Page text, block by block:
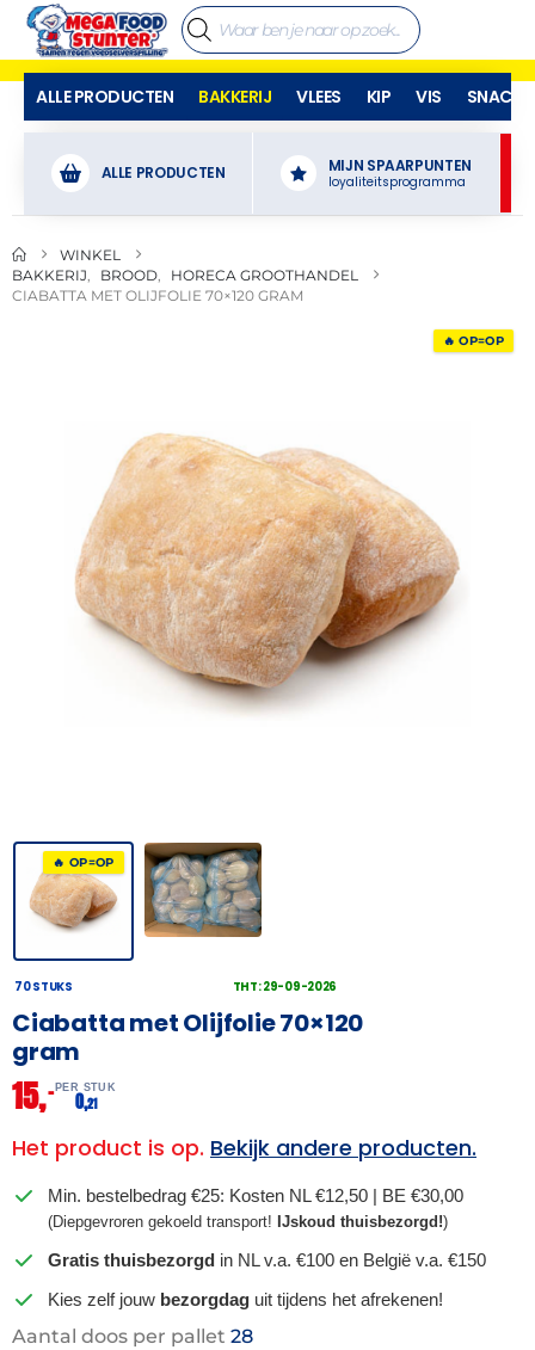
ALLE PRODUCTEN BAKKERIJ VLEES KIP VIS SNACKS
ALLE PRODUCTEN MIJN SPAARPUNTEN
loyaliteitsprogramma
WINKEL
BAKKERIJ
BROOD
HORECA GROOTHANDEL
CIABATTA MET OLIJFOLIE 70×120 GRAM
🔥 OP=OP
🔥 OP=OP
70 STUKS THT: 29-09-2026
Ciabatta met Olijfolie 70×120
gram
15,– PER STUK
0,21
Het product is op. Bekijk andere producten.
Min. bestelbedrag €25: Kosten NL €12,50 | BE €30,00
(Diepgevroren gekoeld transport! IJskoud thuisbezorgd!)
Gratis thuisbezorgd in NL v.a. €100 en België v.a. €150
Kies zelf jouw bezorgdag uit tijdens het afrekenen!
Aantal doos per pallet 28